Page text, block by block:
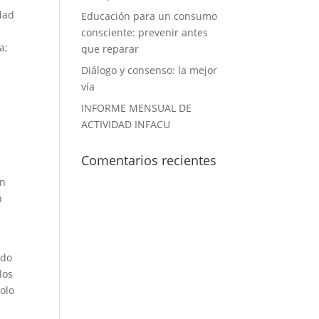
Educación para un consumo
consciente: prevenir antes
que reparar
Diálogo y consenso: la mejor
vía
INFORME MENSUAL DE
ACTIVIDAD INFACU
Comentarios recientes